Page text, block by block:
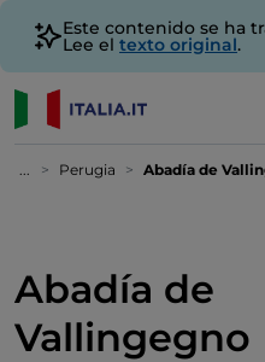
Este contenido se ha
Lee el texto original.
... Perugia Abadía de
Abadía de
Vallingegno